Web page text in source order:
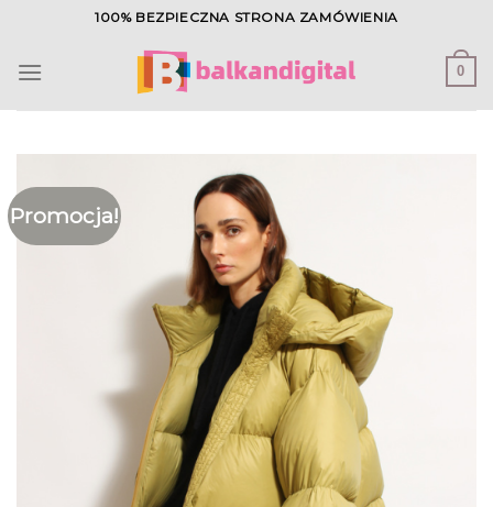
content
100% BEZPIECZNA STRONA ZAMÓWIENIA
0
Promocja!